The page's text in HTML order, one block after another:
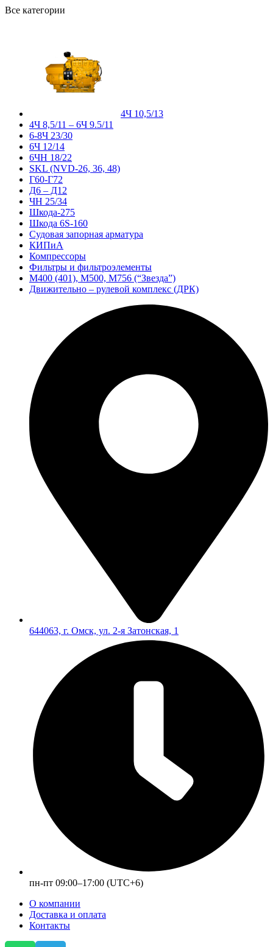
Все категории
4Ч 10,5/13
4Ч 8,5/11 – 6Ч 9.5/11
6-8Ч 23/30
6Ч 12/14
6ЧН 18/22
SKL (NVD-26, 36, 48)
Г60-Г72
Д6 – Д12
ЧН 25/34
Шкода-275
Шкода 6S-160
Судовая запорная арматура
КИПиА
Компрессоры
Фильтры и фильтроэлементы
М400 (401), М500, М756 (“Звезда”)
Движительно – рулевой комплекс (ДРК)
644063, г. Омск, ул. 2-я Затонская, 1
пн-пт 09:00–17:00 (UTC+6)
О компании
Доставка и оплата
Контакты